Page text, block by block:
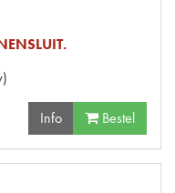
)
Info Bestel